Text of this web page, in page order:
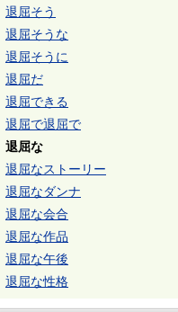
退屈そう
退屈そうな
退屈そうに
退屈だ
退屈できる
退屈で退屈で
退屈な
退屈なストーリー
退屈なダンナ
退屈な会合
退屈な作品
退屈な午後
退屈な性格